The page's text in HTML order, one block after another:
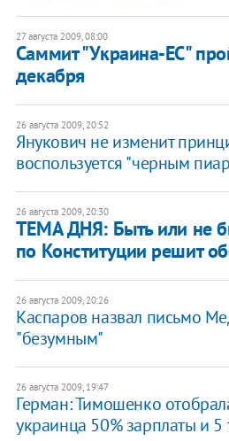
27 августа 2009, 08:00
Саммит "Украина-ЕС"
декабря
26 августа 2009, 20:52
Янукович не изменит
воспользуется "черным
26 августа 2009, 20:30
ТЕМА ДНЯ: Быть или не
по Конституции решит
26 августа 2009, 20:26
Каспаров назвал письмо
"безумным"
26 августа 2009, 19:47
Герман: Тимошенко
украинца 50% зарплаты и 5